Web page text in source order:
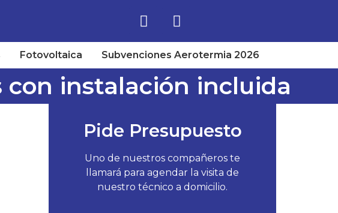
Fotovoltaica Subvenciones Aerotermia 2026
con instalación incluida
Pide Presupuesto
Uno de nuestros compañeros te
llamará para agendar la visita de
nuestro técnico a domicilio.